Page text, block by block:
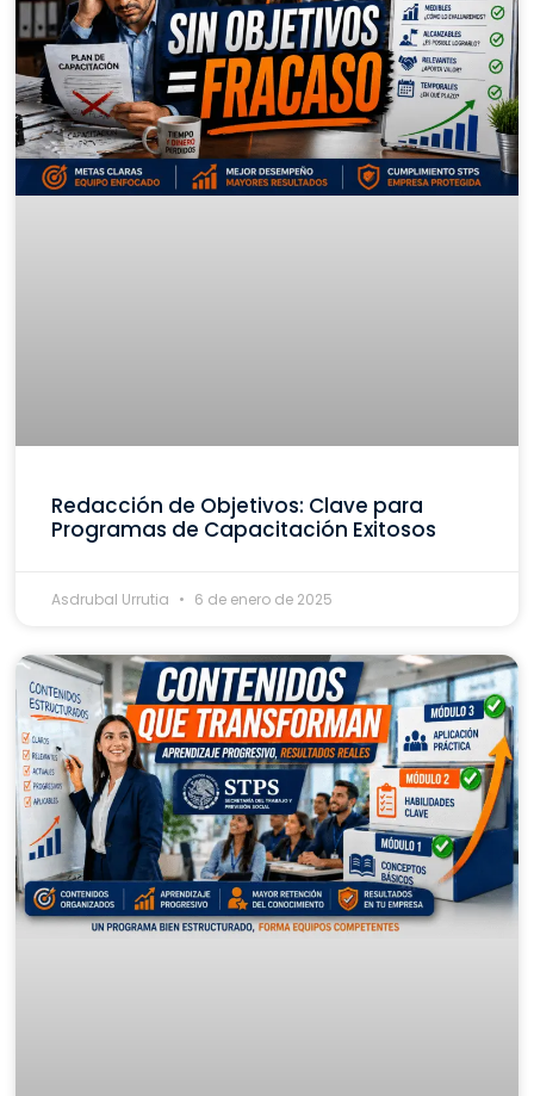
Redacción de Objetivos: Clave para
Programas de Capacitación Exitosos
Asdrubal Urrutia 6 de enero de 2025